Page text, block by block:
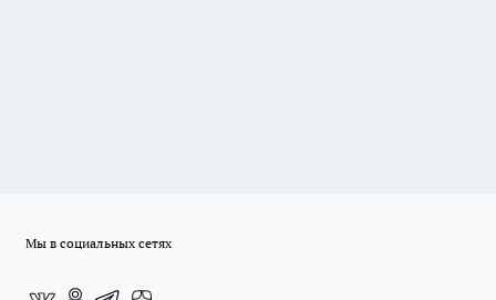
Мы в социальных сетях